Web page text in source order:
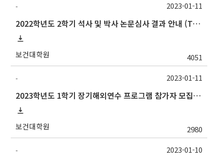
-
2022학년도 2학기 석사 및 박사 논문심사 결과 안내 (Thesis Defense Result)
보건대학원 4051
2023-01-11
-
2023학년도 1학기 장기해외연수 프로그램 참가자 모집 안내
보건대학원 2980
2023-01-11
- 2023-01-10